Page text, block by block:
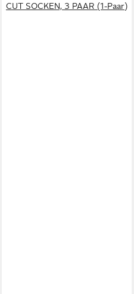
CUT SOCKEN, 3 PAAR (1-Paar)